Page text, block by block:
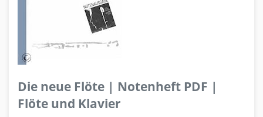
Die neue Flöte | Notenheft PDF |
Flöte und Klavier